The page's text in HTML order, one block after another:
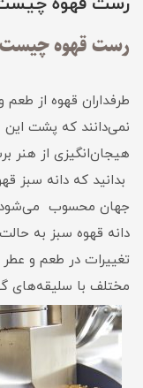
رست قهوه چیست
طرفداران قهوه از
نمی‌دانند که پشت
هیجان‌انگیزی از هنر
بدانید که دانه سبز
جهان محسوب می‌شود،
دانه قهوه سبز به
تغییرات در طعم و
مختلف با سلیقه‌های